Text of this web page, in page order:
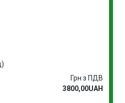
Грн з ПДВ
3800,00UAH